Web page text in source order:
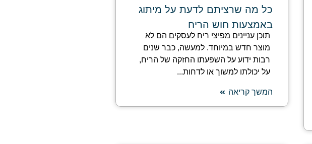
כל מה שרציתם לדעת על מיתוג
באמצעות חוש הריח
תוכן עניינים מפיצי ריח לעסקים הם לא
מוצר חדש במיוחד. למעשה, כבר שנים
רבות ידוע על השפעתו החזקה של הריח,
על יכולתו למשוך או לדחות...
המשך קריאה